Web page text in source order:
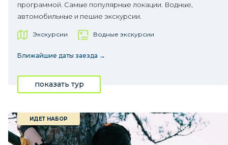
программой. Самые популярные локации. Водные,
автомобильные и пешие экскурсии.
Экскурсии Водные экскурсии
Ближайшие даты заезда →
показать тур
ИДЕТ НАБОР